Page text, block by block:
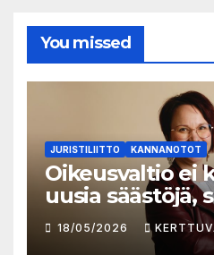
You missed
JURISTILIITTO KANNANOTOT
Oikeusvaltio ei
uusia säästöjä,
Juristiliiton uusi
18/05/2026